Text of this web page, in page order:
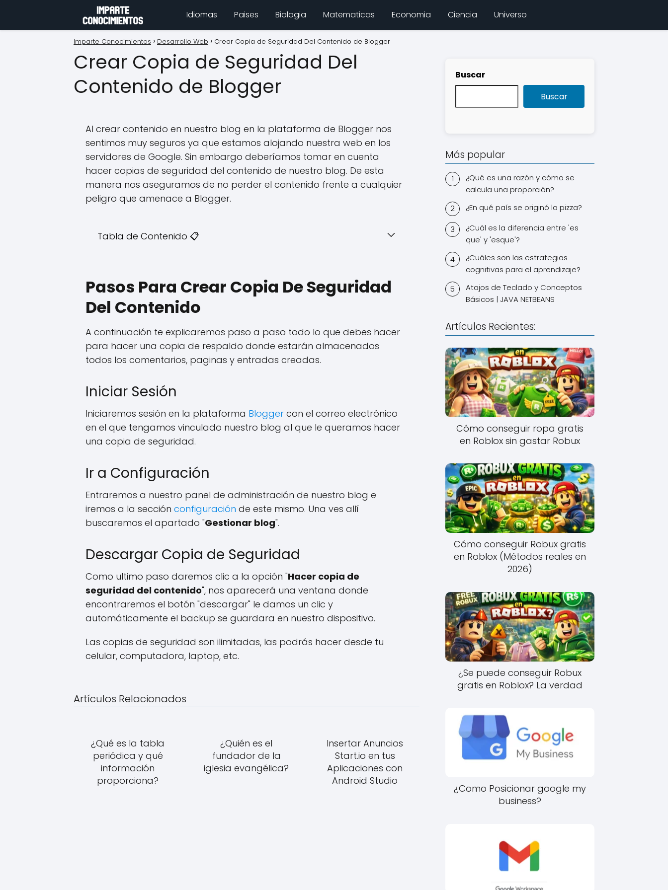
Idiomas Paises Biologia Matematicas Economia Ciencia Universo
Imparte Conocimientos Desarrollo Web Crear Copia de Seguridad Del Contenido de Blogger
Crear Copia de Seguridad Del
Contenido de Blogger
Al crear contenido en nuestro blog en la plataforma de Blogger nos
sentimos muy seguros ya que estamos alojando nuestra web en los
servidores de Google. Sin embargo deberíamos tomar en cuenta
hacer copias de seguridad del contenido de nuestro blog. De esta
manera nos aseguramos de no perder el contenido frente a cualquier
peligro que amenace a Blogger.
Tabla de Contenido 📋
Pasos Para Crear Copia De Seguridad
Del Contenido
A continuación te explicaremos paso a paso todo lo que debes hacer
para hacer una copia de respaldo donde estarán almacenados
todos los comentarios, paginas y entradas creadas.
Iniciar Sesión
Iniciaremos sesión en la plataforma Blogger con el correo electrónico
en el que tengamos vinculado nuestro blog al que le queramos hacer
una copia de seguridad.
Ir a Configuración
Entraremos a nuestro panel de administración de nuestro blog e
iremos a la sección configuración de este mismo. Una ves allí
buscaremos el apartado "Gestionar blog".
Descargar Copia de Seguridad
Como ultimo paso daremos clic a la opción "Hacer copia de
seguridad del contenido", nos aparecerá una ventana donde
encontraremos el botón "descargar" le damos un clic y
automáticamente el backup se guardara en nuestro dispositivo.
Las copias de seguridad son ilimitadas, las podrás hacer desde tu
celular, computadora, laptop, etc.
Artículos Relacionados
¿Qué es la tabla
periódica y qué
información
proporciona?
¿Quién es el
fundador de la
iglesia evangélica?
Insertar Anuncios
Start.io en tus
Aplicaciones con
Android Studio
Buscar
Buscar
Más popular
¿Qué es una razón y cómo se
calcula una proporción?
¿En qué país se originó la pizza?
¿Cuál es la diferencia entre 'es
que' y 'esque'?
¿Cuáles son las estrategias
cognitivas para el aprendizaje?
Atajos de Teclado y Conceptos
Básicos | JAVA NETBEANS
Artículos Recientes:
Cómo conseguir ropa gratis
en Roblox sin gastar Robux
Cómo conseguir Robux gratis
en Roblox (Métodos reales en
2026)
¿Se puede conseguir Robux
gratis en Roblox? La verdad
¿Como Posicionar google my
business?